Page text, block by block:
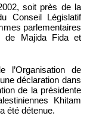
soit près de la
Conseil Législatif
parlementaires
de Majida Fida et
l’Organisation de
déclaration dans
de la présidente
Khitam
été détenue.